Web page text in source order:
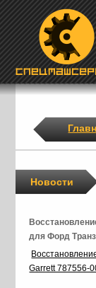
Новости
для Форд
Garrett 787556-